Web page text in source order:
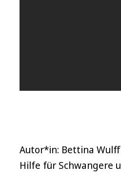
Autor*in: Bettina
Hilfe für Schwangere